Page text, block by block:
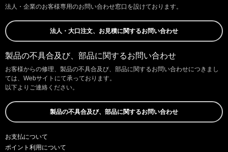
法人・企業のお客様専用のお問い合わせ窓口を設けております。
法人・大口注文、お見積に関するお問い合わせ
製品の不具合及び、部品に関するお問い合わせ
お客様からの修理、製品の不具合及び、部品に関するお問い合わせにつきまし
ては、Webサイトにて承っております。
以下よりご連絡ください。
製品の不具合及び、部品に関するお問い合わせ
お支払について
ポイント利用について